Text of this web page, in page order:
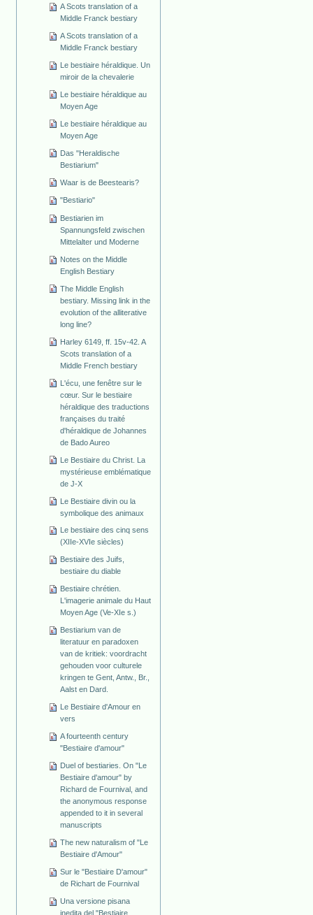
A Scots translation of a
Middle Franck bestiary
A Scots translation of a
Middle Franck bestiary
Le bestiaire héraldique. Un
miroir de la chevalerie
Le bestiaire héraldique au
Moyen Age
Le bestiaire héraldique au
Moyen Age
Das "Heraldische
Bestiarium"
Waar is de Beestearis?
"Bestiario"
Bestiarien im
Spannungsfeld zwischen
Mittelalter und Moderne
Notes on the Middle
English Bestiary
The Middle English
bestiary. Missing link in the
evolution of the alliterative
long line?
Harley 6149, ff. 15v-42. A
Scots translation of a
Middle French bestiary
L'écu, une fenêtre sur le
cœur. Sur le bestiaire
héraldique des traductions
françaises du traité
d'héraldique de Johannes
de Bado Aureo
Le Bestiaire du Christ. La
mystérieuse emblématique
de J-X
Le Bestiaire divin ou la
symbolique des animaux
Le bestiaire des cinq sens
(XIIe-XVIe siècles)
Bestiaire des Juifs,
bestiaire du diable
Bestiaire chrétien.
L'imagerie animale du Haut
Moyen Age (Ve-XIe s.)
Bestiarium van de
literatuur en paradoxen
van de kritiek: voordracht
gehouden voor culturele
kringen te Gent, Antw., Br.,
Aalst en Dard.
Le Bestiaire d'Amour en
vers
A fourteenth century
"Bestiaire d'amour"
Duel of bestiaries. On "Le
Bestiaire d'amour" by
Richard de Fournival, and
the anonymous response
appended to it in several
manuscripts
The new naturalism of "Le
Bestiaire d'Amour"
Sur le "Bestiaire D'amour"
de Richart de Fournival
Una versione pisana
inedita del "Bestiaire